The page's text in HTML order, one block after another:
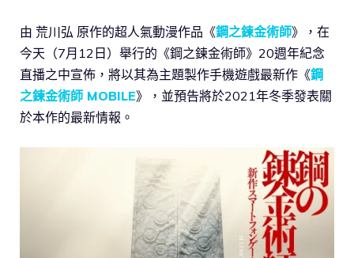
由 荒川弘 原作的超人氣動漫作品《鋼之鍊金術師》，在
今天（7月12日）舉行的《鋼之鍊金術師》20週年紀念
直播之中宣佈，將以其為主題製作手機遊戲最新作《鋼
之鍊金術師 MOBILE》，並預告將於2021年冬季發表關
於本作的最新情報。